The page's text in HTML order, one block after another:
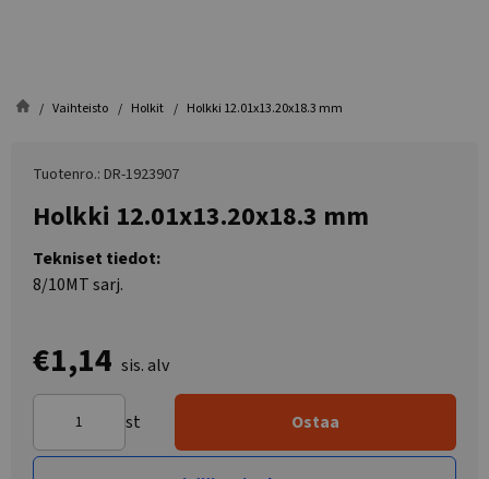
Vaihteisto Holkit Holkki 12.01x13.20x18.3 mm
Tuotenro.: DR-1923907
Holkki 12.01x13.20x18.3 mm
Tekniset tiedot:
8/10MT sarj.
€1,14 sis. alv
st Ostaa